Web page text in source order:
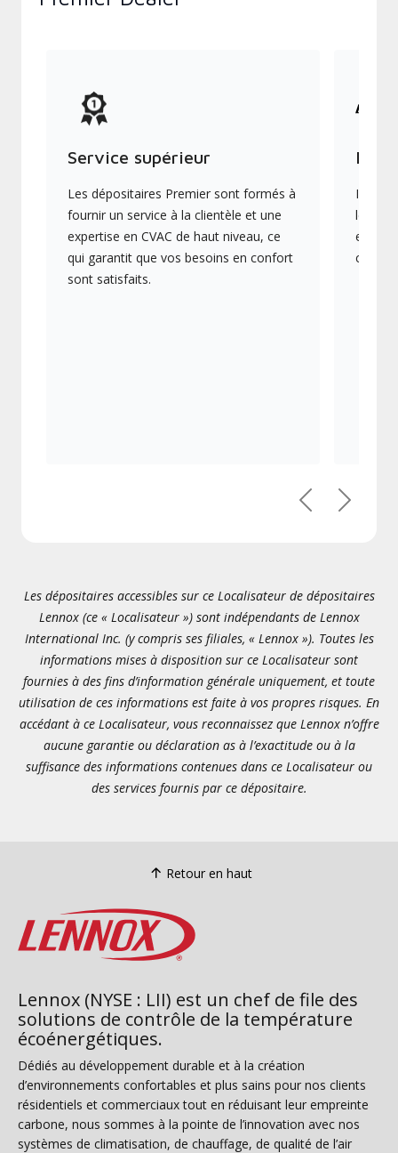
Service supérieur
Les dépositaires Premier sont formés à
fournir un service à la clientèle et une
expertise en CVAC de haut niveau, ce
qui garantit que vos besoins en confort
sont satisfaits.
Ils
les
en
PrécédentSuivant
Les dépositaires accessibles sur ce Localisateur de dépositaires
Lennox (ce « Localisateur ») sont indépendants de Lennox
International Inc. (y compris ses filiales, « Lennox »). Toutes les
informations mises à disposition sur ce Localisateur sont
fournies à des fins d’information générale uniquement, et toute
utilisation de ces informations est faite à vos propres risques. En
accédant à ce Localisateur, vous reconnaissez que Lennox n’offre
aucune garantie ou déclaration as à l’exactitude ou à la
suffisance des informations contenues dans ce Localisateur ou
des services fournis par ce dépositaire.
Retour en haut
Lennox (NYSE : LII) est un chef de file des
solutions de contrôle de la température
écoénergétiques.
Dédiés au développement durable et à la création
d’environnements confortables et plus sains pour nos clients
résidentiels et commerciaux tout en réduisant leur empreinte
carbone, nous sommes à la pointe de l’innovation avec nos
systèmes de climatisation, de chauffage, de qualité de l’air